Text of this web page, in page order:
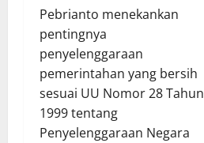
Pebrianto menekankan
pentingnya
penyelenggaraan
pemerintahan yang bersih
sesuai UU Nomor 28 Tahun
1999 tentang
Penyelenggaraan Negara